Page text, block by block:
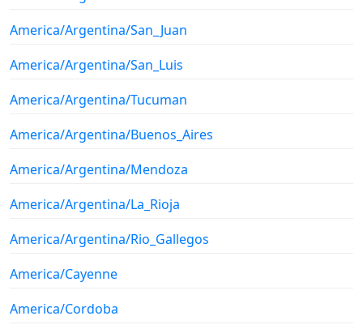
America/Argentina/San_Juan
America/Argentina/San_Luis
America/Argentina/Tucuman
America/Argentina/Buenos_Aires
America/Argentina/Mendoza
America/Argentina/La_Rioja
America/Argentina/Rio_Gallegos
America/Cayenne
America/Cordoba